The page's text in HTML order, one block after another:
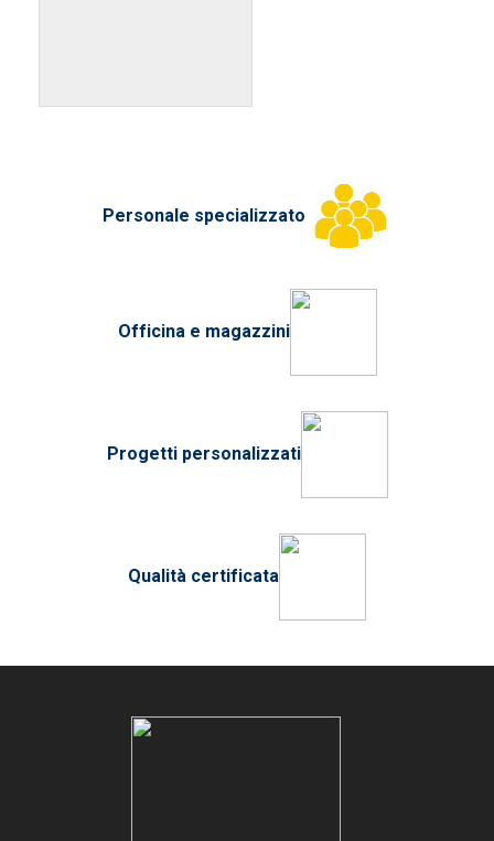
Personale specializzato
Officina e magazzini
Progetti personalizzati
Qualità certificata